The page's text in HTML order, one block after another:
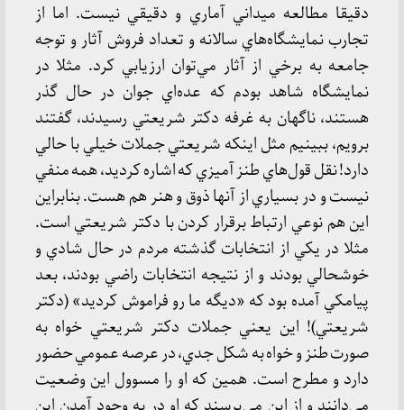
دقيقا مطالعه ميداني آماري و دقيقي نيست. اما از
تجارب نمايشگاه‌هاي سالانه و تعداد فروش آثار و توجه
جامعه به برخي از آثار مي‌توان ارزيابي كرد. مثلا در
نمايشگاه شاهد بودم كه عده‌اي جوان در حال گذر
هستند، ناگهان به غرفه دكتر شريعتي رسيدند، گفتند
برويم، ببينيم مثل اينكه شريعتي جملات خيلي با حالي
دارد! نقل قول‌هاي طنز آميزي كه اشاره كرديد، همه منفي
نيست و در بسياري از آنها ذوق و هنر هم هست. بنابراين
اين هم نوعي ارتباط برقرار كردن با دكتر شريعتي است.
مثلا در يكي از انتخابات گذشته مردم در حال شادي و
خوشحالي بودند و از نتيجه انتخابات راضي بودند، بعد
پيامكي آمده بود كه «ديگه ما رو فراموش كرديد» (دكتر
شريعتي)! اين يعني جملات دكتر شريعتي خواه به
صورت طنز و خواه به شكل جدي، در عرصه عمومي حضور
دارد و مطرح است. همين كه او را مسوول اين وضعيت